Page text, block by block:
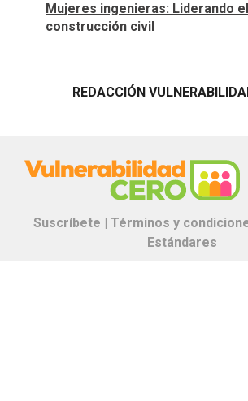
Mujeres ingenieras: Liderando
construcción civil
REDACCIÓN
Suscríbete | Términos y
Estándares
Contáctanos: